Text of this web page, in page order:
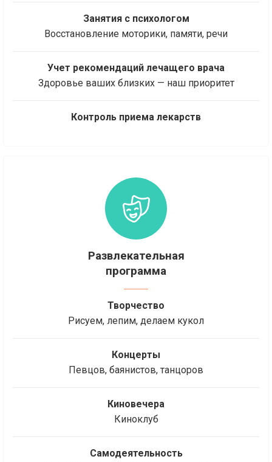
Занятия с психологом
Восстановление моторики, памяти, речи
Учет рекомендаций лечащего врача
Здоровье ваших близких — наш приоритет
Контроль приема лекарств
Развлекательная
программа
Творчество
Рисуем, лепим, делаем кукол
Концерты
Певцов, баянистов, танцоров
Киновечера
Киноклуб
Самодеятельность